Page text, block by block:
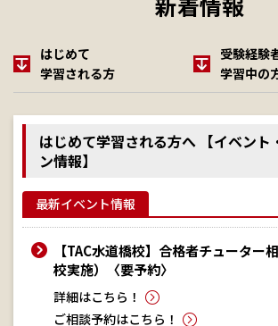
はじめて
学習される方
受験経験
学習中の
はじめて学習される方へ 【イベント
ン情報】
最新イベント情報
【TAC水道橋校】合格者チューター
校実施）〈要予約〉
詳細はこちら！
ご相談予約はこちら！